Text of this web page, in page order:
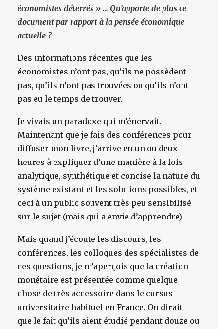
économistes déterrés » … Qu’apporte de plus ce
document par rapport à la pensée économique
actuelle ?
Des informations récentes que les
économistes n’ont pas, qu’ils ne possèdent
pas, qu’ils n’ont pas trouvées ou qu’ils n’ont
pas eu le temps de trouver.
Je vivais un paradoxe qui m’énervait.
Maintenant que je fais des conférences pour
diffuser mon livre, j’arrive en un ou deux
heures à expliquer d’une manière à la fois
analytique, synthétique et concise la nature du
système existant et les solutions possibles, et
ceci à un public souvent très peu sensibilisé
sur le sujet (mais qui a envie d’apprendre).
Mais quand j’écoute les discours, les
conférences, les colloques des spécialistes de
ces questions, je m’aperçois que la création
monétaire est présentée comme quelque
chose de très accessoire dans le cursus
universitaire habituel en France. On dirait
que le fait qu’ils aient étudié pendant douze ou